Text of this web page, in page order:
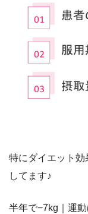
特にダイエット
してます♪
半年で−7kg｜運